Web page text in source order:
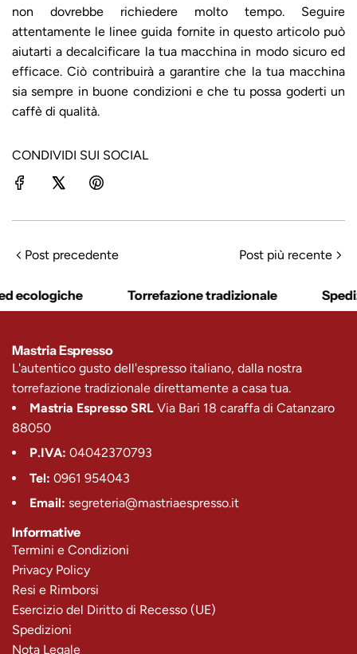
non dovrebbe richiedere molto tempo. Seguire
attentamente le linee guida fornite in questo articolo può
aiutarti a decalcificare la tua macchina in modo sicuro ed
efficace. Ciò contribuirà a garantire che la tua macchina
sia sempre in buone condizioni e che tu possa goderti un
caffè di qualità.
CONDIVIDI SUI SOCIAL
Post precedente Post più recente
ecologiche Torrefazione tradizionale
Mastria Espresso
L'autentico gusto dell'espresso italiano, dalla nostra
torrefazione tradizionale direttamente a casa tua.
Mastria Espresso SRL Via Bari 18 caraffa di Catanzaro
88050
P.IVA: 04042370793
Tel: 0961 954043
Email: segreteria@mastriaespresso.it
Informative
Termini e Condizioni
Privacy Policy
Resi e Rimborsi
Esercizio del Diritto di Recesso (UE)
Spedizioni
Nota Legale